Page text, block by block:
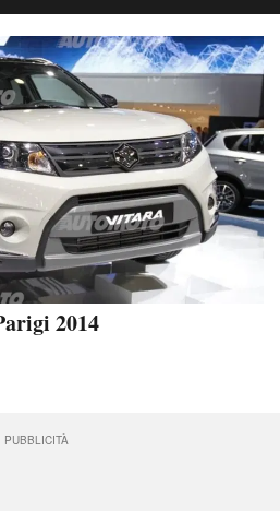
2014
PUBBLICITÀ